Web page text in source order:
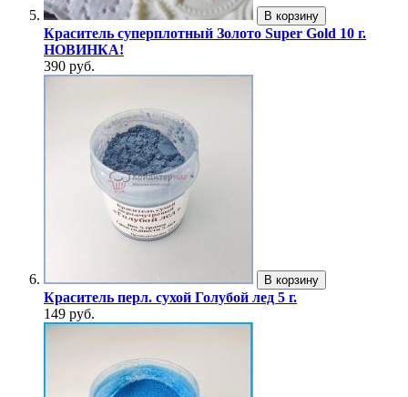
В корзину
Краситель суперплотный Золото Super Gold 10 г.
НОВИНКА!
390 руб.
В корзину
Краситель перл. сухой Голубой лед 5 г.
149 руб.